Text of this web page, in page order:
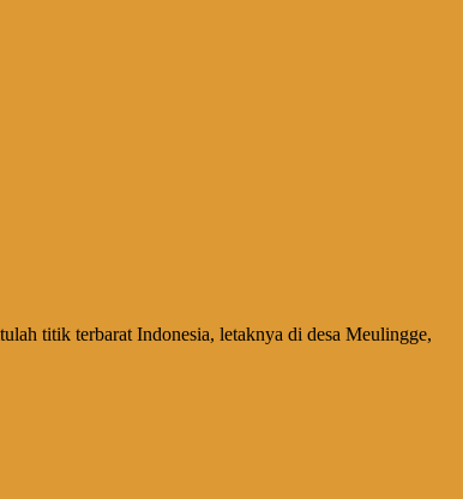
titik terbarat Indonesia, letaknya di desa Meulingge,